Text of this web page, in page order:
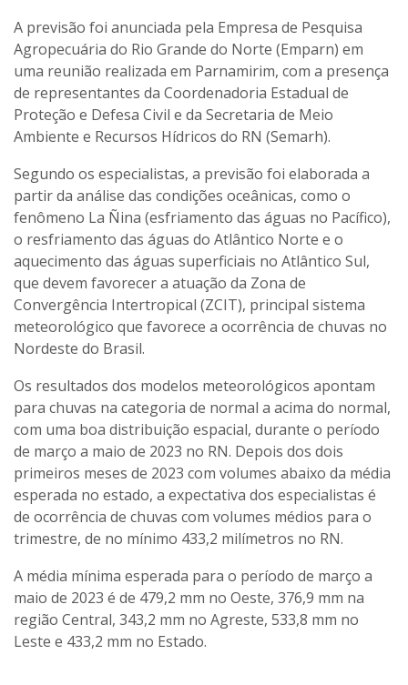
A previsão foi anunciada pela Empresa de Pesquisa
Agropecuária do Rio Grande do Norte (Emparn) em
uma reunião realizada em Parnamirim, com a presença
de representantes da Coordenadoria Estadual de
Proteção e Defesa Civil e da Secretaria de Meio
Ambiente e Recursos Hídricos do RN (Semarh).
Segundo os especialistas, a previsão foi elaborada a
partir da análise das condições oceânicas, como o
fenômeno La Ñina (esfriamento das águas no Pacífico),
o resfriamento das águas do Atlântico Norte e o
aquecimento das águas superficiais no Atlântico Sul,
que devem favorecer a atuação da Zona de
Convergência Intertropical (ZCIT), principal sistema
meteorológico que favorece a ocorrência de chuvas no
Nordeste do Brasil.
Os resultados dos modelos meteorológicos apontam
para chuvas na categoria de normal a acima do normal,
com uma boa distribuição espacial, durante o período
de março a maio de 2023 no RN. Depois dos dois
primeiros meses de 2023 com volumes abaixo da média
esperada no estado, a expectativa dos especialistas é
de ocorrência de chuvas com volumes médios para o
trimestre, de no mínimo 433,2 milímetros no RN.
A média mínima esperada para o período de março a
maio de 2023 é de 479,2 mm no Oeste, 376,9 mm na
região Central, 343,2 mm no Agreste, 533,8 mm no
Leste e 433,2 mm no Estado.